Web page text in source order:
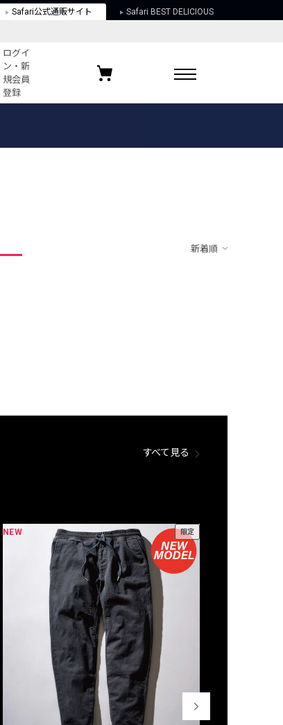
Safari公式通販サイト Safari BEST DELICIOUS
ログイ
ン・新
規会員
登録
お気に入りブランド
新着順
すべて見る
NEW 限定